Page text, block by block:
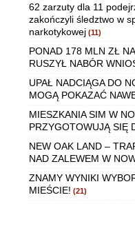
62 zarzuty dla 11
zakończyli śledztwo w
narkotykowej (11)
PONAD 178 MLN ZŁ
RUSZYŁ NABÓR
UPAŁ NADCIĄGA DO
MOGĄ POKAZAĆ
MIESZKANIA SIM W
PRZYGOTOWUJĄ SIĘ
NEW OAK LAND –
NAD ZALEWEM W
ZNAMY WYNIKI
MIEŚCIE! (21)